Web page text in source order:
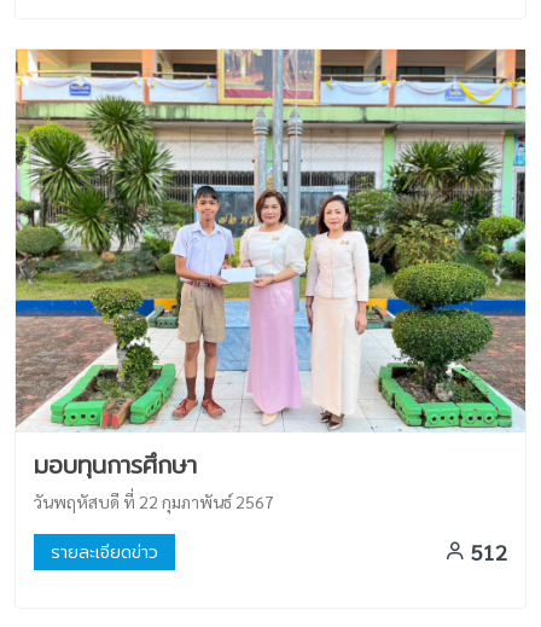
มอบทุนการศึกษา
วันพฤหัสบดี ที่ 22 กุมภาพันธ์ 2567
รายละเอียดข่าว 512